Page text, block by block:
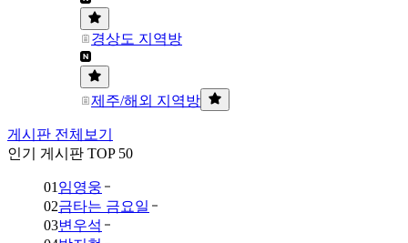
경상도 지역방
제주/해외 지역방
게시판 전체보기
인기 게시판 TOP 50
01 임영웅
02금타는 금요일
03변우석